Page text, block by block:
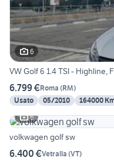
6
VW Golf 6 1.4 TSI - Highline,
6.799 €Roma (RM)
Usato
05/2010 164000
6
volkwagen golf sw
6.400 €Vetralla (VT)